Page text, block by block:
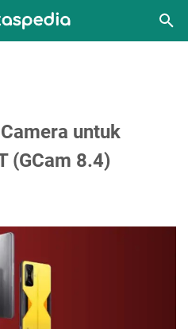
untuk
(GCam 8.4)